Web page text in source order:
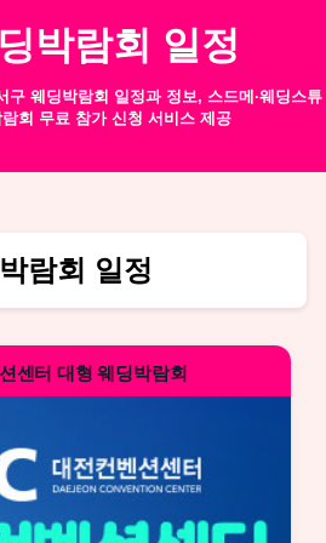
박람회 일정
웨딩박람회 일정과 정보, 스드메·웨딩스튜
회 무료 참가 신청 서비스 제공
람회 일정
센터 대형 웨딩박람회